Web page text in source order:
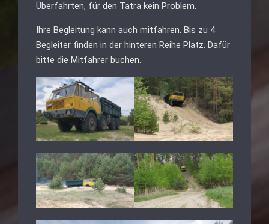
Überfahrten, für den Tatra kein Problem.
Ihre Begleitung kann auch mitfahren. Bis zu 4
Begleiter finden in der hinteren Reihe Platz. Dafür
bitte die Mitfahrer buchen.